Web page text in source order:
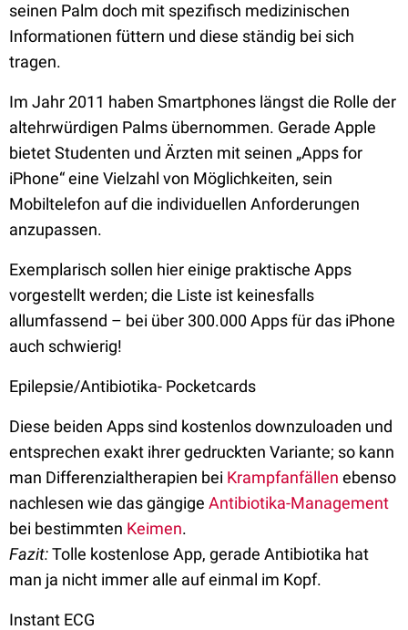
seinen Palm doch mit spezifisch medizinischen
Informationen füttern und diese ständig bei sich
tragen.
Im Jahr 2011 haben Smartphones längst die Rolle der
altehrwürdigen Palms übernommen. Gerade Apple
bietet Studenten und Ärzten mit seinen „Apps for
iPhone“ eine Vielzahl von Möglichkeiten, sein
Mobiltelefon auf die individuellen Anforderungen
anzupassen.
Exemplarisch sollen hier einige praktische Apps
vorgestellt werden; die Liste ist keinesfalls
allumfassend – bei über 300.000 Apps für das iPhone
auch schwierig!
Epilepsie/Antibiotika- Pocketcards
Diese beiden Apps sind kostenlos downzuloaden und
entsprechen exakt ihrer gedruckten Variante; so kann
man Differenzialtherapien bei Krampfanfällen ebenso
nachlesen wie das gängige Antibiotika-Management
bei bestimmten Keimen.
Fazit:Tolle kostenlose App, gerade Antibiotika hat
man ja nicht immer alle auf einmal im Kopf.
Instant ECG